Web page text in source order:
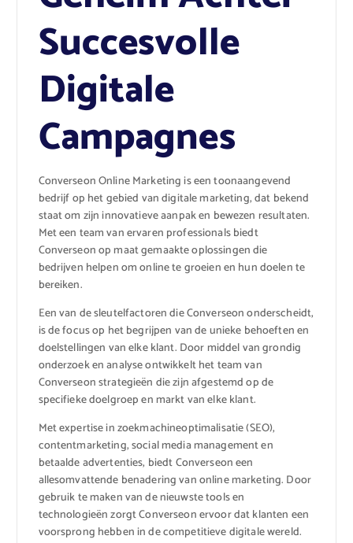
Succesvolle
Digitale
Campagnes
Converseon Online Marketing is een toonaangevend
bedrijf op het gebied van digitale marketing, dat bekend
staat om zijn innovatieve aanpak en bewezen resultaten.
Met een team van ervaren professionals biedt
Converseon op maat gemaakte oplossingen die
bedrijven helpen om online te groeien en hun doelen te
bereiken.
Een van de sleutelfactoren die Converseon onderscheidt,
is de focus op het begrijpen van de unieke behoeften en
doelstellingen van elke klant. Door middel van grondig
onderzoek en analyse ontwikkelt het team van
Converseon strategieën die zijn afgestemd op de
specifieke doelgroep en markt van elke klant.
Met expertise in zoekmachineoptimalisatie (SEO),
contentmarketing, social media management en
betaalde advertenties, biedt Converseon een
allesomvattende benadering van online marketing. Door
gebruik te maken van de nieuwste tools en
technologieën zorgt Converseon ervoor dat klanten een
voorsprong hebben in de competitieve digitale wereld.